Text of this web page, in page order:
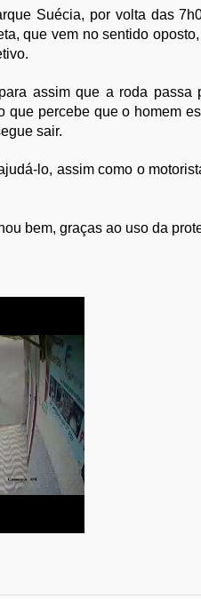
Suécia, por volta das
que vem no sentido
assim que a roda passa
que percebe que o homem
sair.
lo, assim como o
bem, graças ao uso da